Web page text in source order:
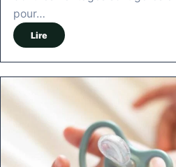
pour…
Lire